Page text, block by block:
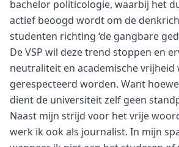
bachelor politicologie, waarbij het
actief beoogd wordt om de
studenten richting ‘de gangbare
De VSP wil deze trend stoppen en
neutraliteit en academische vrijheid
gerespecteerd worden. Want
dient de universiteit zelf geen
Naast mijn strijd voor het vrije
werk ik ook als journalist. In mijn